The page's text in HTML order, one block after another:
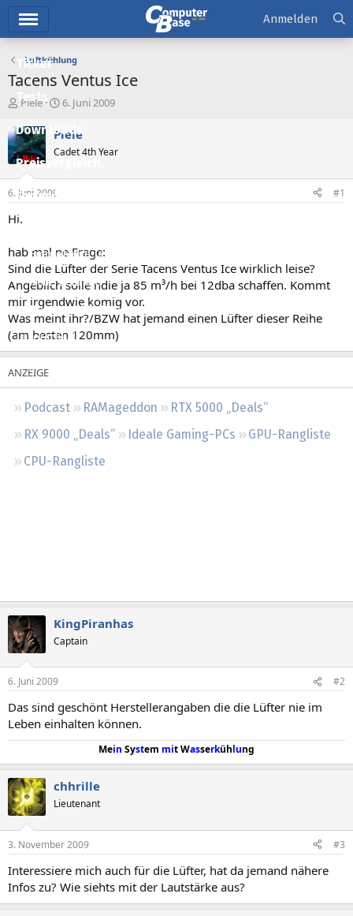
Ticker
Tests
Downloads
Preisvergleich
Forum
Aktuelles
Empfohlene Inhalte
Neue Beiträge
Neueste Aktivitäten
Leserartikel
Podcast RAMageddon
RTX 5000 „Deals“
RX 9000 „Deals“
Ideale Gaming-PCs
GPU-Rangliste
CPU-Rangliste
Anmelden
Luftkühlung
Tacens Ventus Ice
E
s
t
e
e
Piele
E
s
e
t
6. Juni 2009
Piele
Cadet 4th Year
6. Juni 2009 #1
Hi.
hab mal ne Frage:
Sind die Lüfter der Serie Tacens Ventus Ice wirklich leise?
Angeblich solle ndie ja 85 m³/h bei 12dba schaffen. Kommt
mir irgendwie komig vor.
Was meint ihr?/BZW hat jemand einen Lüfter dieser Reihe
(am besten 120mm)
KingPiranhas
Captain
6. Juni 2009 #2
Das sind geschönt Herstellerangaben die die Lüfter nie im
Leben einhalten können.
Mein System mit Wasserkühlung
chhrille
Lieutenant
3. November 2009 #3
Interessiere mich auch für die Lüfter, hat da jemand nähere
Infos zu? Wie siehts mit der Lautstärke aus?